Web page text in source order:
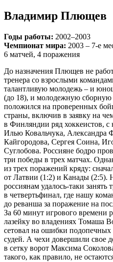
Владимир Плющев
Годы работы: 2002–2003
Чемпионат мира: 2003 – 7-е
6 матчей, 4 поражения
До назначения Плющев не
тренера со взрослыми
талантливую молодежь – и
(до 18), и молодежную сборную
положился на проверенных
страны, включив в заявку на
в Финляндии ряд хоккеистов,
Илью Ковальчука, Александра
Кайгородова, Сергея Соина,
Суглобова. Россияне бодро
три победы в трех матчах.
из трех поражений кряду:
от Латвии (1:2) и Канады (2:5).
россиянам удалось-таки занять
в четвертьфинал, где нашу
до реванша за поражение на
За 60 минут игрового времени
лазейку во владениях Томаша
сетовал на ошибки подопечных
судей. А чехи довершили свое
в сетку ворот Максима
такого, как правило, не